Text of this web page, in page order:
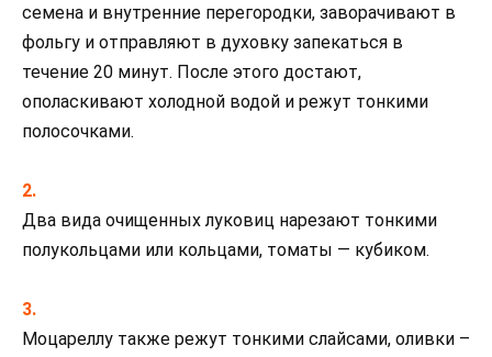
семена и внутренние перегородки, заворачивают в
фольгу и отправляют в духовку запекаться в
течение 20 минут. После этого достают,
ополаскивают холодной водой и режут тонкими
полосочками.
Два вида очищенных луковиц нарезают тонкими
полукольцами или кольцами, томаты — кубиком.
Моцареллу также режут тонкими слайсами, оливки –